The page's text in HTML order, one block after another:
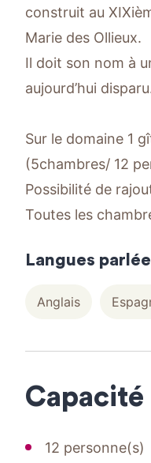
construit au
Marie des Ollieux.
Il doit son nom à
aujourd’hui
Sur le domaine 1
(5chambres/ 12
Possibilité de
Toutes les
Langues
Anglais
Capacité
12 personne(s)